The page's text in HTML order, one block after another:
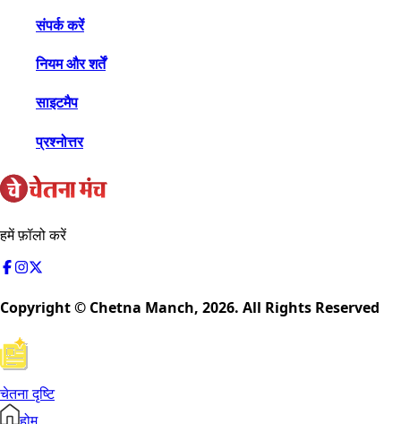
संपर्क करें
नियम और शर्तें
साइटमैप
प्रश्नोत्तर
हमें फ़ॉलो करें
Copyright © Chetna Manch, 2026. All Rights Reserved
चेतना दृष्टि
होम